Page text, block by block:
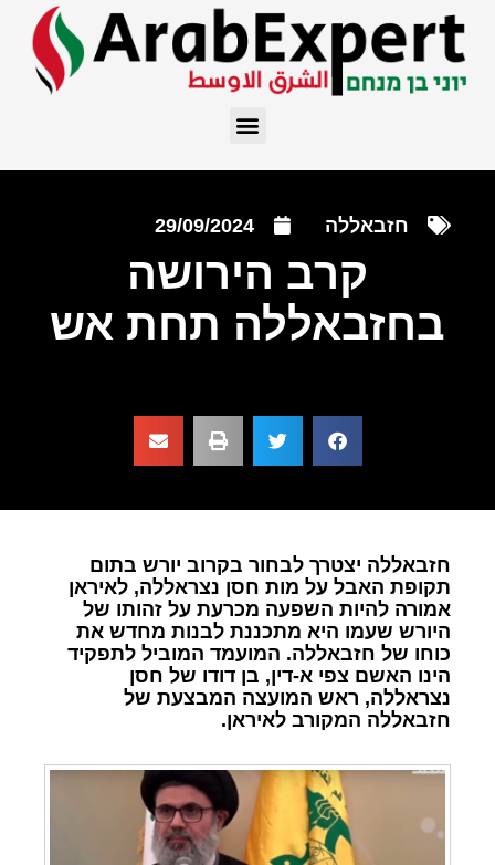
חזבאללה 29/09/2024
קרב הירושה
בחזבאללה תחת אש
חזבאללה יצטרך לבחור בקרוב יורש בתום
תקופת האבל על מות חסן נצראללה, לאיראן
אמורה להיות השפעה מכרעת על זהותו של
היורש שעמו היא מתכננת לבנות מחדש את
כוחו של חזבאללה. המועמד המוביל לתפקיד
הינו האשם צפי א-דין, בן דודו של חסן
נצראללה, ראש המועצה המבצעת של
חזבאללה המקורב לאיראן.